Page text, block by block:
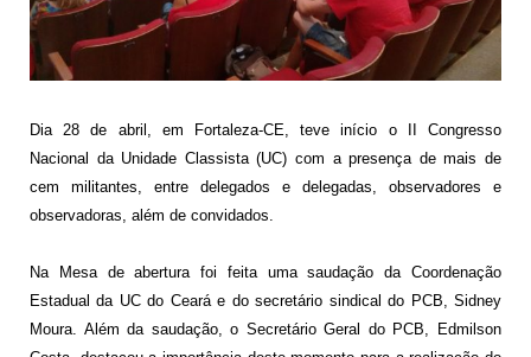
Dia 28 de abril, em Fortaleza-CE, teve início o II Congresso
Nacional da Unidade Classista (UC) com a presença de mais de
cem militantes, entre delegados e delegadas, observadores e
observadoras, além de convidados.
Na Mesa de abertura foi feita uma saudação da Coordenação
Estadual da UC do Ceará e do secretário sindical do PCB, Sidney
Moura. Além da saudação, o Secretário Geral do PCB, Edmilson